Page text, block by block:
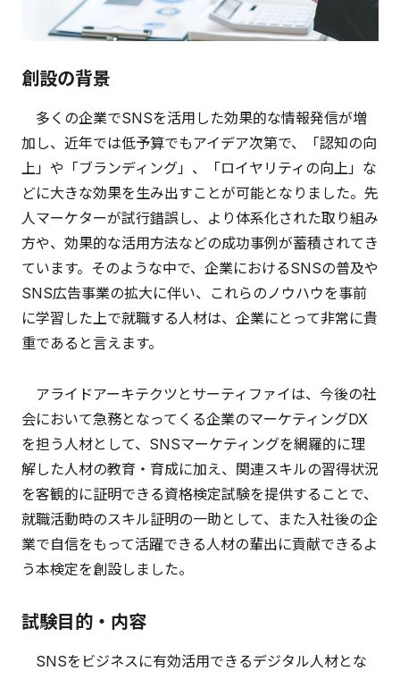
創設の背景
多くの企業でSNSを活用した効果的な情報発信が増
加し、近年では低予算でもアイデア次第で、「認知の向
上」や「ブランディング」、「ロイヤリティの向上」な
どに大きな効果を生み出すことが可能となりました。先
人マーケターが試行錯誤し、より体系化された取り組み
方や、効果的な活用方法などの成功事例が蓄積されてき
ています。そのような中で、企業におけるSNSの普及や
SNS広告事業の拡大に伴い、これらのノウハウを事前
に学習した上で就職する人材は、企業にとって非常に貴
重であると言えます。
アライドアーキテクツとサーティファイは、今後の社
会において急務となってくる企業のマーケティングDX
を担う人材として、SNSマーケティングを網羅的に理
解した人材の教育・育成に加え、関連スキルの習得状況
を客観的に証明できる資格検定試験を提供することで、
就職活動時のスキル証明の一助として、また入社後の企
業で自信をもって活躍できる人材の輩出に貢献できるよ
う本検定を創設しました。
試験目的・内容
SNSをビジネスに有効活用できるデジタル人材とな